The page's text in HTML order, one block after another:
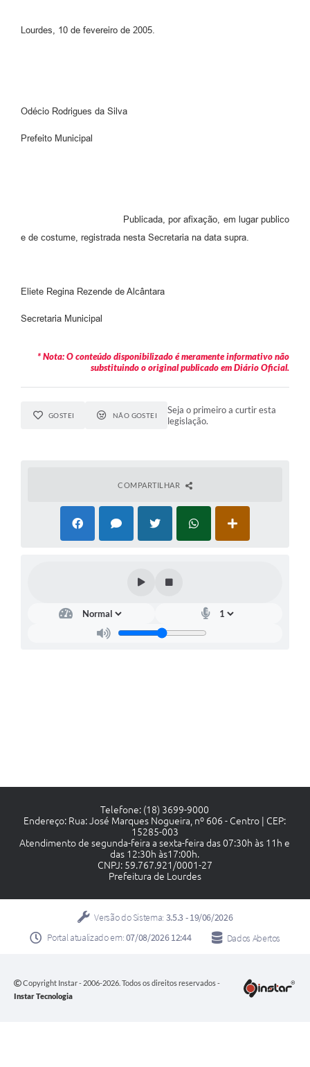
Lourdes, 10 de fevereiro de 2005.
Odécio Rodrigues da Silva
Prefeito Municipal
Publicada, por afixação, em lugar publico
e de costume, registrada nesta Secretaria na data supra.
Eliete Regina Rezende de Alcântara
Secretaria Municipal
* Nota: O conteúdo disponibilizado é meramente informativo não
substituindo o original publicado em Diário Oficial.
GOSTEI NÃO GOSTEI
Seja o primeiro a curtir esta
legislação.
COMPARTILHAR
Telefone: (18) 3699-9000
Endereço: Rua: José Marques Nogueira, nº 606 - Centro | CEP:
15285-003
Atendimento de segunda-feira a sexta-feira das 07:30h às 11h e
das 12:30h às17:00h.
CNPJ: 59.767.921/0001-27
Prefeitura de Lourdes
Versão do Sistema: 3.5.3 - 19/06/2026
Portal atualizado em:07/08/2026 12:44 Dados Abertos
Copyright Instar - 2006-2026. Todos os direitos reservados -
Instar Tecnologia